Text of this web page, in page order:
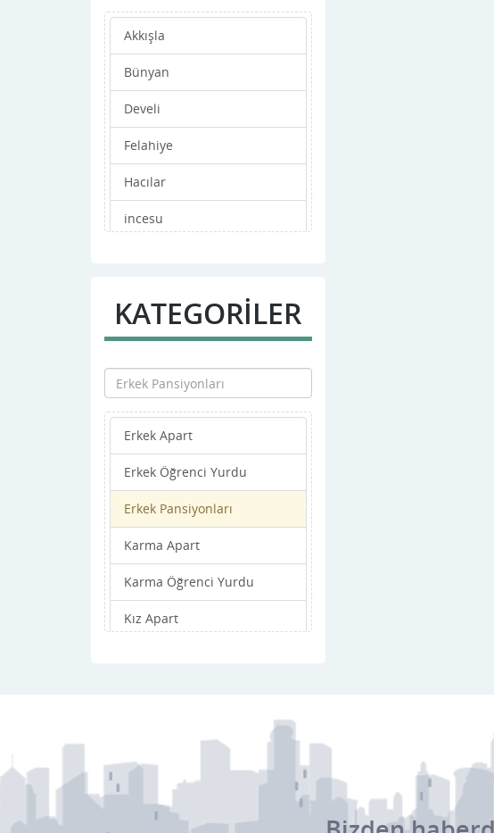
Akkışla
Bünyan
Develi
Felahiye
Hacılar
incesu
Merkez
Özvatan
Pınarbaşı
Sariz
Sarıoğlan
Talas
Tomarza
Yahyalı
Yeşilhisar
KATEGORİLER
Erkek Apart
Erkek Öğrenci Yurdu
Erkek Pansiyonları
Karma Apart
Karma Öğrenci Yurdu
Kız Apart